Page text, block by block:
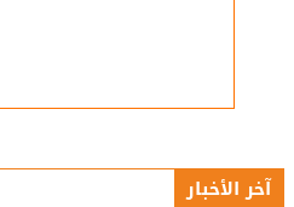
آخر الأخبار